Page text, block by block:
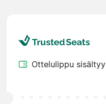
Ottelulippu sisältyy